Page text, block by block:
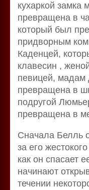
кухаркой замка
превращена в
который был
придворным
Каденцей,
клавесин ,
певицей, мадам
превращена в
подругой
превращена в
Сначала Белль
за его
как он спасает
начинают
течении